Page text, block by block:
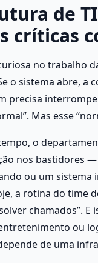
de
críticas
no trabalho
o sistema abre, a
precisa
Mas esse
o
nos bastidores
ou um sistema
a rotina do time
chamados”.
ou
de uma